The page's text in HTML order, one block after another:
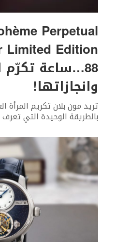
Perpetual
Limited Edition
88…ساعة تكرّم
وانجازاتها!
تريد مون بلان تكريم
بالطريقة الوحيدة التي